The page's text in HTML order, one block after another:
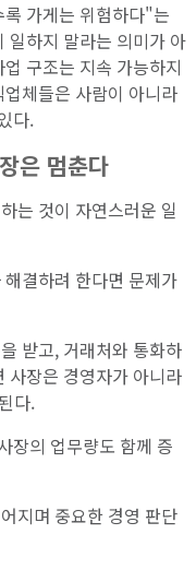
가게는 위험하다"는
일하지 말라는 의미가 아
구조는 지속 가능하지
체들은 사람이 아니라
다.
은 멈춘다
는 것이 자연스러운 일
결하려 한다면 문제가
받고, 거래처와 통화하
사장은 경영자가 아니라
다.
장의 업무량도 함께 증
지며 중요한 경영 판단